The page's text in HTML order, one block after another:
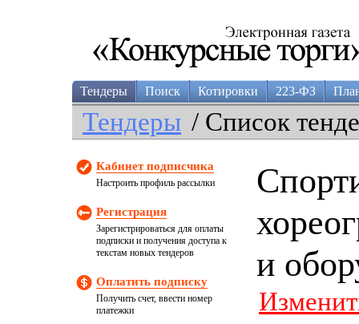
Тендеры Поиск Котировки 223-ФЗ
Тендеры / Список
Кабинет подписчика
Настроить профиль рассылки
Регистрация
Зарегистрироваться для оплаты
подписки и получения доступа к
текстам новых тендеров
Оплатить подписку
Получить счет, ввести номер
платежки
и